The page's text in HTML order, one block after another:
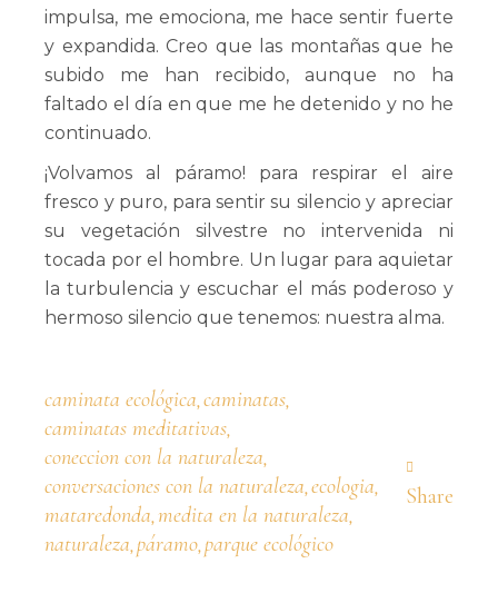
impulsa, me emociona, me hace sentir fuerte
y expandida. Creo que las montañas que he
subido me han recibido, aunque no ha
faltado el día en que me he detenido y no he
continuado.
¡Volvamos al páramo! para respirar el aire
fresco y puro, para sentir su silencio y apreciar
su vegetación silvestre no intervenida ni
tocada por el hombre. Un lugar para aquietar
la turbulencia y escuchar el más poderoso y
hermoso silencio que tenemos: nuestra alma.
caminata ecológica ,caminatas
caminatas meditativas
coneccion con la naturaleza
conversaciones con la naturaleza ,ecologia
mataredonda ,medita en la naturaleza
naturaleza páramo parque ecológico
Share